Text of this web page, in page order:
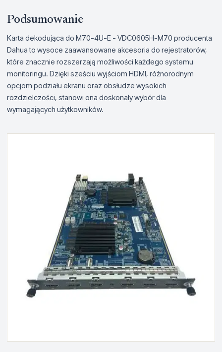
Podsumowanie
Karta dekodująca do M70-4U-E - VDC0605H-M70 producenta
Dahua to wysoce zaawansowane akcesoria do rejestratorów,
które znacznie rozszerzają możliwości każdego systemu
monitoringu. Dzięki sześciu wyjściom HDMI, różnorodnym
opcjom podziału ekranu oraz obsłudze wysokich
rozdzielczości, stanowi ona doskonały wybór dla
wymagających użytkowników.